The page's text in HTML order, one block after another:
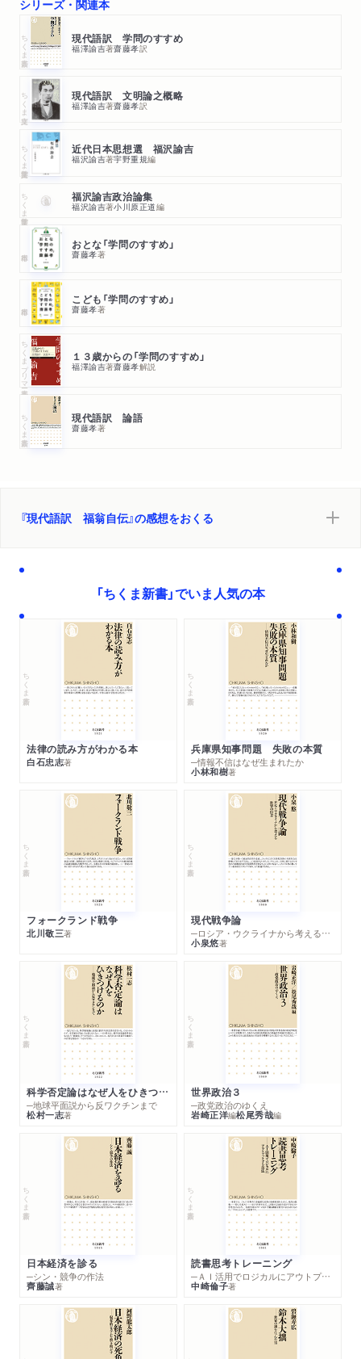
シリーズ・関連本
ちくま新書 現代語訳 学問のすすめ
福澤諭吉著齋藤孝訳
ちくま文庫 現代語訳 文明論之概略
福澤諭吉著齋藤孝訳
ちくま学芸文庫 近代日本思想選 福沢諭吉
福沢諭吉著宇野重規編
ちくま学芸文庫 福沢諭吉政治論集
福沢諭吉著小川原正道編
おとな「学問のすすめ」
齋藤孝著
こども「学問のすすめ」
齋藤孝著
ちくまプリマー新書 １３歳からの「学問のすすめ」
福澤諭吉著齋藤孝解説
ちくま新書 現代語訳 論語
齋藤孝著
『現代語訳 福翁自伝』の感想をおくる
「ちくま新書」でいま人気の本
ちくま新書
法律の読み方がわかる本
白石忠志著
ちくま新書
兵庫県知事問題 失敗の本質
─情報不信はなぜ生まれたか
小林和樹著
ちくま新書
フォークランド戦争
北川敬三著
ちくま新書
現代戦争論
─ロシア・ウクライナから考える世界の行方
小泉悠著
ちくま新書
科学否定論はなぜ人をひきつけるのか
─地球平面説から反ワクチンまで
松村一志著
ちくま新書
世界政治３
─政党政治のゆくえ
岩崎正洋編松尾秀哉編
ちくま新書
日本経済を診る
─シン・競争の作法
齊藤誠著
ちくま新書
読書思考トレーニング
─ＡＩ活用でロジカルにアウトプットする技法
中崎倫子著